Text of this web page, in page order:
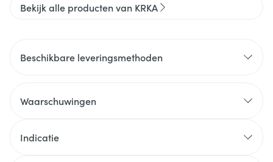
Bekijk alle producten van KRKA
Beschikbare leveringsmethoden
Waarschuwingen
Indicatie